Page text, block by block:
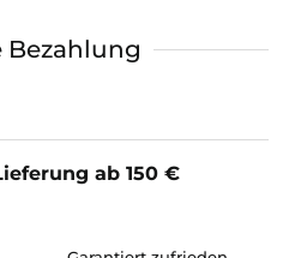
Bezahlung
ab 150 €